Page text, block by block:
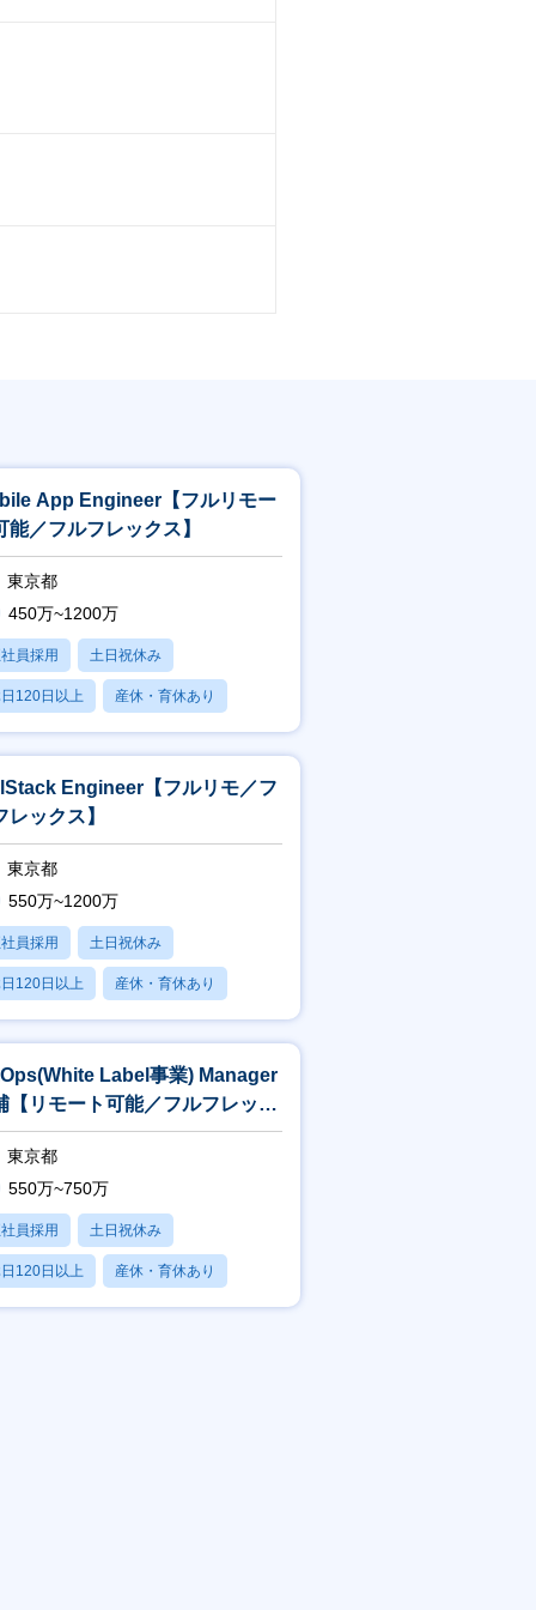
せてきましたが、今後はGrowthP
りからセールス戦略策定までを担
、営業組織としてさらなる飛躍を
ること
セスの確立/キャリア設計
を一気通貫で担えること
全体の成長に大きく寄与できるこ
話を通し自身の視座を高めること
。
を持つ）
めの制度です。
）
上げ執行役員を務めた森をはじ
しあう文化醸成を行っています。
だくことがございます。
App Engineer【フルリモー
能／フルフレックス】
東京都
450万~1200万
員採用 土日祝休み
120日以上 産休・育休あり
あり
Engineer【フルリモ／フ
レックス】
東京都
550万~1200万
員採用 土日祝休み
120日以上 産休・育休あり
あり
Label事業) Manager
【リモート可能／フルフレック
東京都
550万~750万
員採用 土日祝休み
120日以上 産休・育休あり
あり